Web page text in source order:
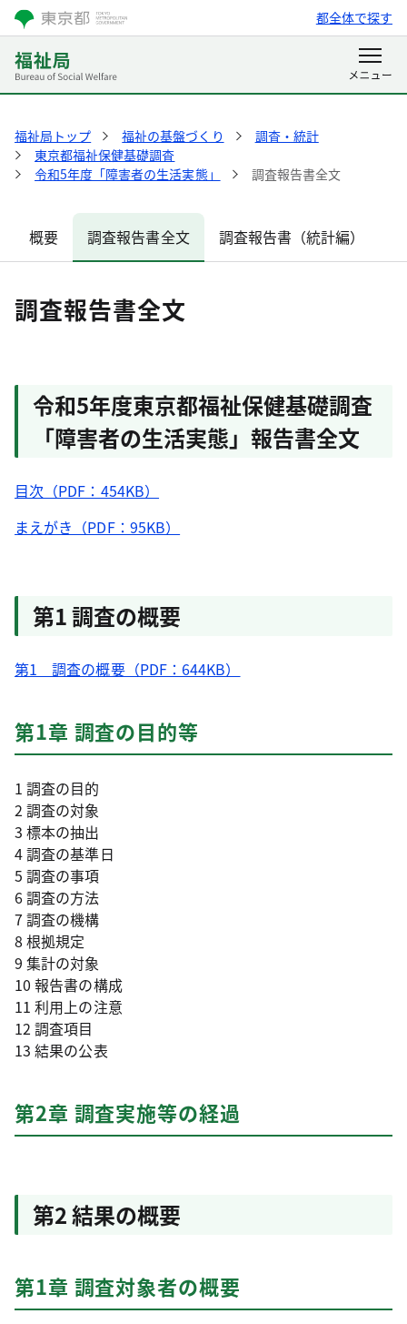
都全体で探す
福祉局トップ 福祉の基盤づくり
調査・統計
東京都福祉保健基礎調査
令和5年度「障害者の生活実態」
調査報告書全文
概要 調査報告書全文 調査報告書（統計編）
調査報告書全文
令和5年度東京都福祉保健基礎調査
「障害者の生活実態」報告書全文
目次（PDF：454KB）
まえがき（PDF：95KB）
第1 調査の概要
第1 調査の概要（PDF：644KB）
第1章 調査の目的等
1 調査の目的
2 調査の対象
3 標本の抽出
4 調査の基準日
5 調査の事項
6 調査の方法
7 調査の機構
8 根拠規定
9 集計の対象
10 報告書の構成
11 利用上の注意
12 調査項目
13 結果の公表
第2章 調査実施等の経過
第2 結果の概要
第1章 調査対象者の概要